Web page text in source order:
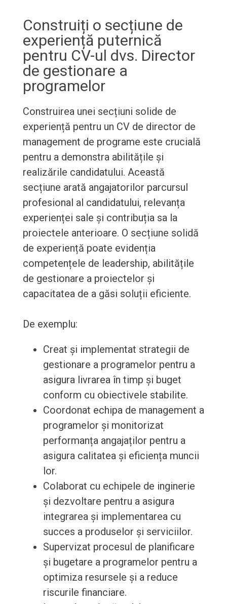
Construiți o secțiune de
experiență puternică
pentru CV-ul dvs. Director
de gestionare a
programelor
Construirea unei secțiuni solide de
experiență pentru un CV de director de
management de programe este crucială
pentru a demonstra abilitățile și
realizările candidatului. Această
secțiune arată angajatorilor parcursul
profesional al candidatului, relevanța
experienței sale și contribuția sa la
proiectele anterioare. O secțiune solidă
de experiență poate evidenția
competențele de leadership, abilitățile
de gestionare a proiectelor și
capacitatea de a găsi soluții eficiente.
De exemplu:
Creat și implementat strategii de
gestionare a programelor pentru a
asigura livrarea în timp și buget
conform cu obiectivele stabilite.
Coordonat echipa de management a
programelor și monitorizat
performanța angajaților pentru a
asigura calitatea și eficiența muncii
lor.
Colaborat cu echipele de inginerie
și dezvoltare pentru a asigura
integrarea și implementarea cu
succes a produselor și serviciilor.
Supervizat procesul de planificare
și bugetare a programelor pentru a
optimiza resursele și a reduce
riscurile financiare.